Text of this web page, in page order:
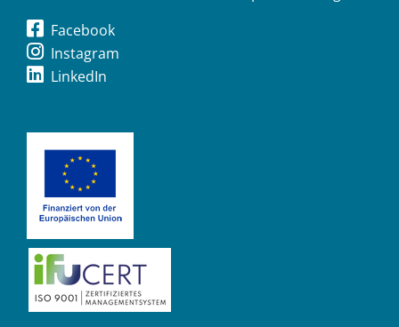
Facebook
Instagram
LinkedIn